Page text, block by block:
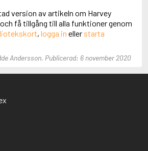
version av artikeln om Harvey
få tillgång till alla funktioner genom
, logga in eller starta
Andersson. Publicerad: 6 november 2020